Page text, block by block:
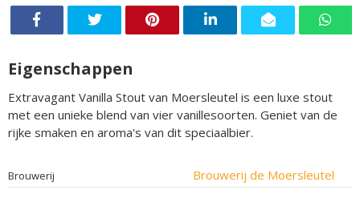
Eigenschappen
Extravagant Vanilla Stout van Moersleutel is een luxe stout
met een unieke blend van vier vanillesoorten. Geniet van de
rijke smaken en aroma's van dit speciaalbier.
Brouwerij Brouwerij de Moersleutel